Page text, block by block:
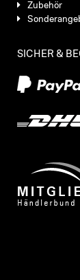
Zubehör
SICHER &